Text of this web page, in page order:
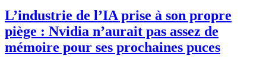
L’industrie de l’IA prise à son propre
piège : Nvidia n’aurait pas assez de
mémoire pour ses prochaines puces